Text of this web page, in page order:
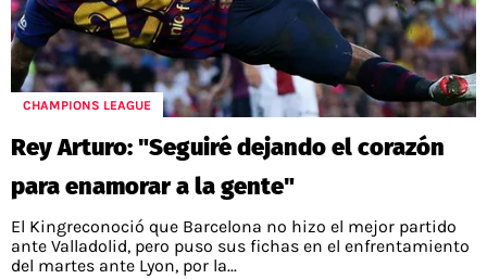
AGENDA
POLÍTICAS DE PRIVACIDAD
POLÍTICA EDITORIAL
PUBLICIDAD / ADS
AD CHOICES
UNIVERSIDAD CATÓLICA
CAMPEONATO NACIONAL
RESULTADOS
TABLA DE POSICIONES
APUESTAS
Términos y Condiciones
Políticas de Privacidad
CHAMPIONS LEAGUE
Rey Arturo: "Seguiré dejando el corazón
para enamorar a la gente"
El Kingreconoció que Barcelona no hizo el mejor partido
ante Valladolid, pero puso sus fichas en el enfrentamiento
del martes ante Lyon, por la...